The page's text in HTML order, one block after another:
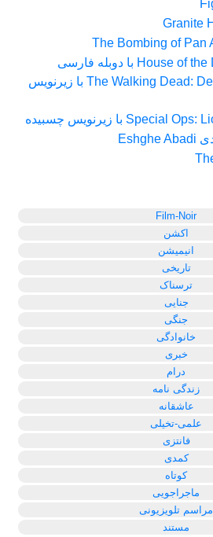
Film-Noir
اکشن
انیمیشن
تاریخی
ترسناک
جنایی
جنگی
خانوادگی
خبری
درام
زندگی نامه
عاشقانه
علمی-تخیلی
فانتزی
کمدی
کوتاه
ماجراجویی
مراسم تلویزیونی
مستند